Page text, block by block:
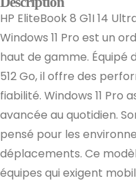
HP EliteBook 8 G1I 14
Windows 11 Pro est un
haut de gamme. Équipé
512 Go, il offre des
fiabilité. Windows 11 Pro
avancée au quotidien.
pensé pour les
déplacements. Ce
équipes qui exigent